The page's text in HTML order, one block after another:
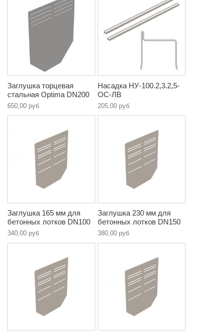
Заглушка торцевая
стальная Optima DN200
650,00 руб
Насадка НУ-100.2,3.2,5-
ОС-ЛВ
205,00 руб
Заглушка 165 мм для
бетонных лотков DN100
340,00 руб
Заглушка 230 мм для
бетонных лотков DN150
380,00 руб